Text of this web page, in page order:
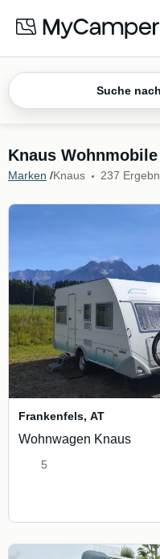
Suche
Knaus
Marken /Knaus 237
Frankenfels, AT
Wohnwagen Knaus
5